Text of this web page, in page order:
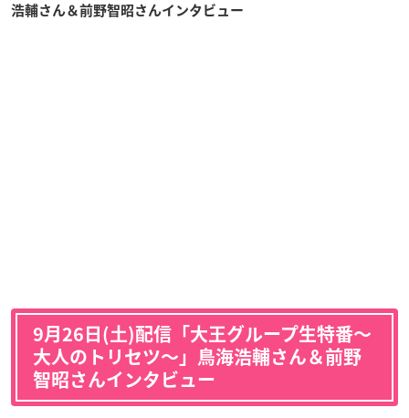
浩輔さん＆前野智昭さんインタビュー
9月26日(土)配信「大王グループ生特番〜
大人のトリセツ〜」鳥海浩輔さん＆前野
智昭さんインタビュー